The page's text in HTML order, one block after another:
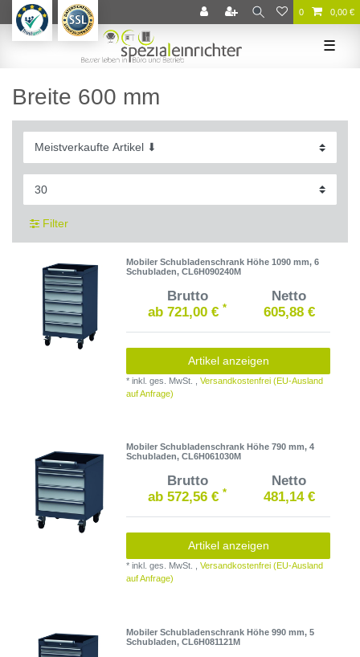
0 0,00 €
☰
Breite 600 mm
Filter
Mobiler Schubladenschrank Höhe 1090 mm, 6
Schubladen, CL6H090240M
Brutto
Netto
ab 721,00 €* 605,88 €
Artikel anzeigen
*inkl. ges. MwSt. ,Versandkostenfrei (EU-Ausland
auf Anfrage)
Mobiler Schubladenschrank Höhe 790 mm, 4
Schubladen, CL6H061030M
Brutto
Netto
ab 572,56 €* 481,14 €
Artikel anzeigen
*inkl. ges. MwSt. ,Versandkostenfrei (EU-Ausland
auf Anfrage)
Mobiler Schubladenschrank Höhe 990 mm, 5
Schubladen, CL6H081121M